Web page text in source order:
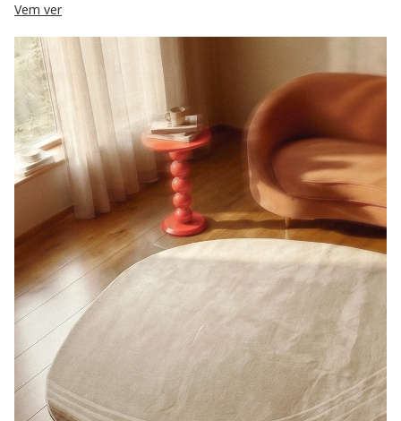
Vem ver